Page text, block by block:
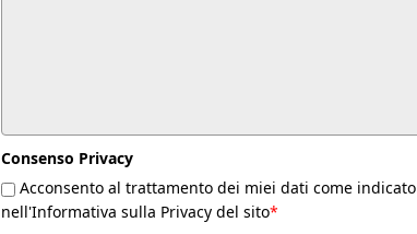
Consenso Privacy
Acconsento al trattamento dei miei dati come indicato
nell'Informativa sulla Privacy del sito*